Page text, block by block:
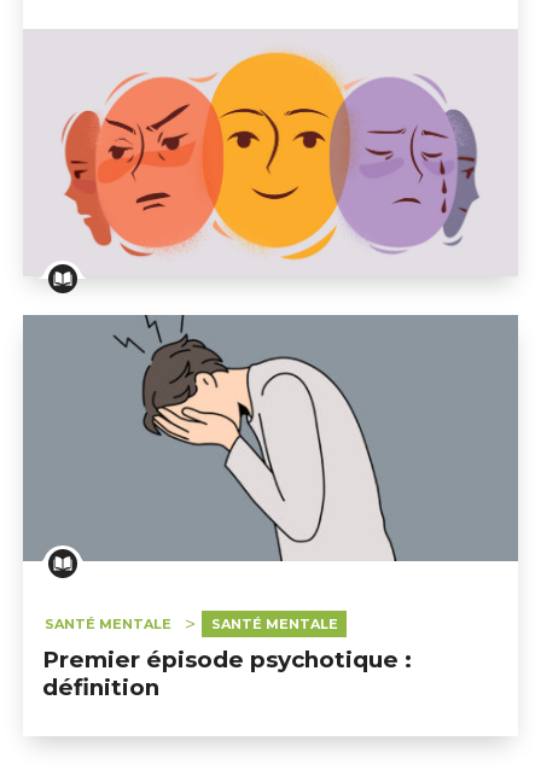
Les différentes phases du trouble psychotique
SANTÉ MENTALE SANTÉ MENTALE
Premier épisode psychotique :
définition